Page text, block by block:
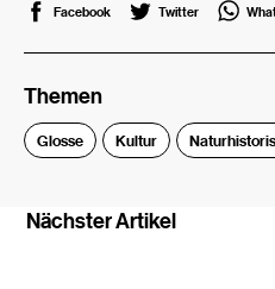
Facebook Twitter
Themen
Glosse Kultur
Nächster Artikel